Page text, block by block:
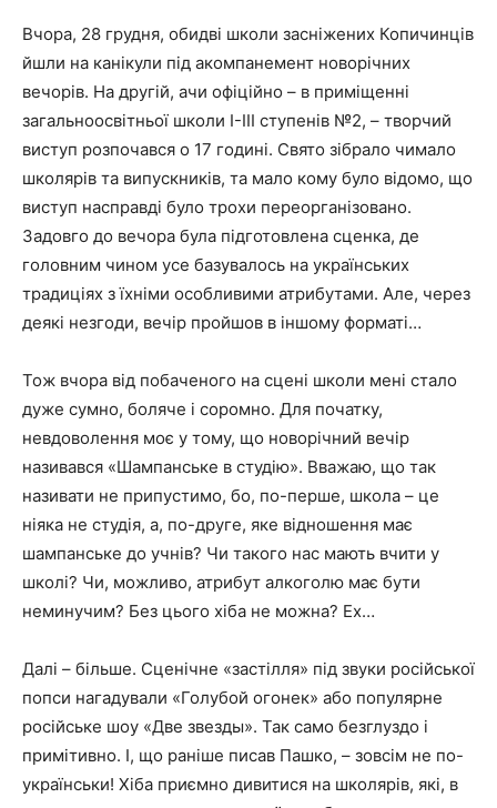
Вчора, 28 грудня, обидві школи засніжених Копичинців
йшли на канікули під акомпанемент новорічних
вечорів. На другій, ачи офіційно – в приміщенні
загальноосвітньої школи І-ІІІ ступенів №2, – творчий
виступ розпочався о 17 годині. Свято зібрало чимало
школярів та випускників, та мало кому було відомо, що
виступ насправді було трохи переорганізовано.
Задовго до вечора була підготовлена сценка, де
головним чином усе базувалось на українських
традиціях з їхніми особливими атрибутами. Але, через
деякі незгоди, вечір пройшов в іншому форматі…
Тож вчора від побаченого на сцені школи мені стало
дуже сумно, боляче і соромно. Для початку,
невдоволення моє у тому, що новорічний вечір
називався «Шампанське в студію». Вважаю, що так
називати не припустимо, бо, по-перше, школа – це
ніяка не студія, а, по-друге, яке відношення має
шампанське до учнів? Чи такого нас мають вчити у
школі? Чи, можливо, атрибут алкоголю має бути
неминучим? Без цього хіба не можна? Ех…
Далі – більше. Сценічне «застілля» під звуки російської
попси нагадували «Голубой огонек» або популярне
російське шоу «Две звезды». Так само безглуздо і
примітивно. І, що раніше писав Пашко, – зовсім не по-
українськи! Хіба приємно дивитися на школярів, які, в